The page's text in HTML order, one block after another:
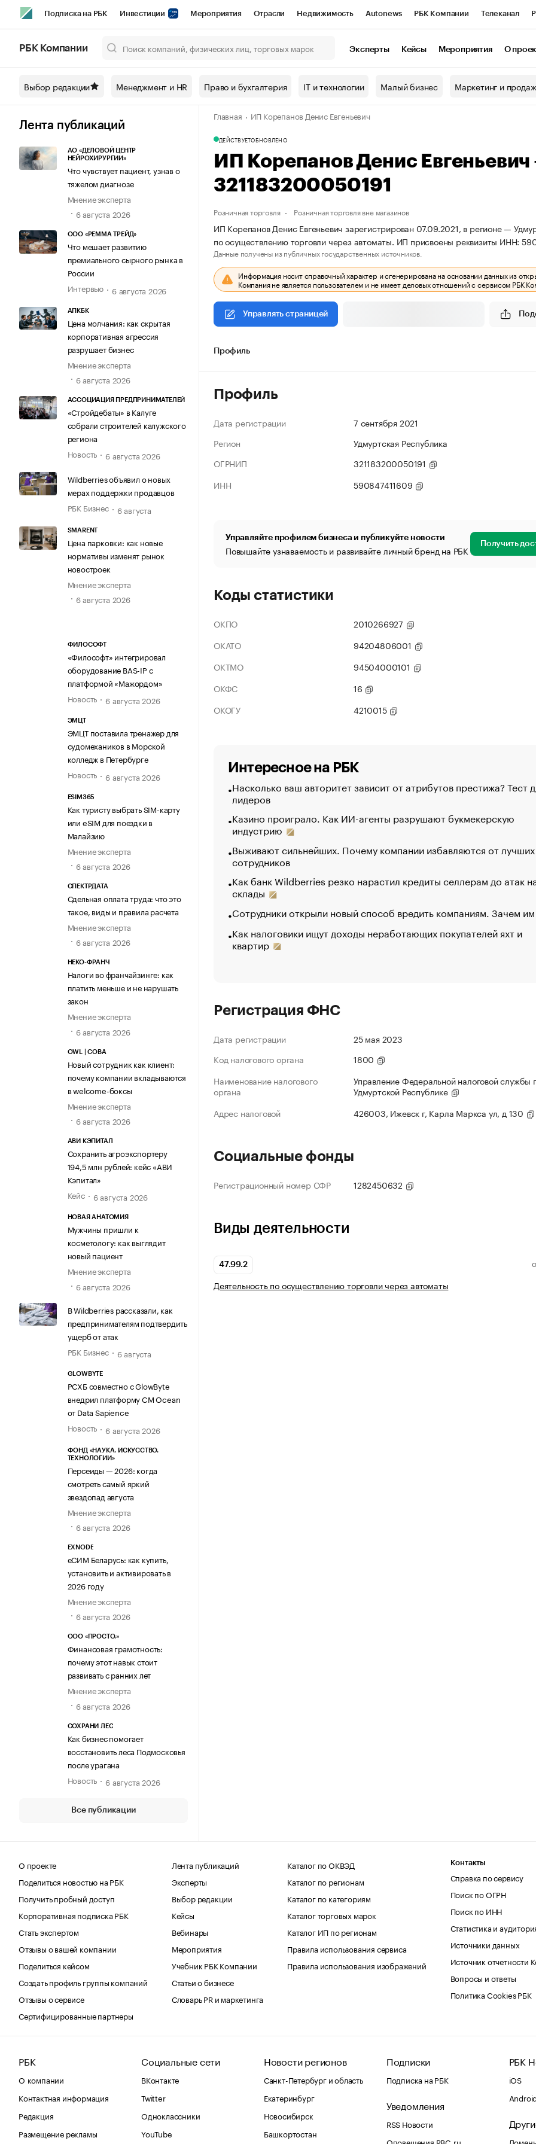
Подписка на РБК Инвестиции Мероприятия Отрасли Недвижимость Autonews РБК Компании Телеканал
Спецпроекты СПб Конференции СПб Спецпроекты Проверка контрагентов
Технологии и медиа Рынок наличной валюты
РБК Компании Эксперты Кейсы Мероприятия О
Выбор редакции Менеджмент и HR Право и бухгалтерия IT и технологии Малый бизнес Маркетинг и
Лента публикаций
АО «ДЕЛОВОЙ ЦЕНТР
НЕЙРОХИРУРГИИ»
Что чувствует пациент, узнав о
тяжелом диагнозе
Мнение эксперта
6 августа 2026
ООО «РЕММА ТРЕЙД»
Что мешает развитию
премиального сырного рынка в
России
Интервью
6 августа 2026
АПКБК
Цена молчания: как скрытая
корпоративная агрессия
разрушает бизнес
Мнение эксперта
6 августа 2026
АССОЦИАЦИЯ ПРЕДПРИНИМАТЕЛЕЙ
«Стройдебаты» в Калуге
собрали строителей калужского
региона
Новость
6 августа 2026
Wildberries объявил о новых
мерах поддержки продавцов
РБК Бизнес
6 августа
SMARENT
Цена парковки: как новые
нормативы изменят рынок
новостроек
Мнение эксперта
6 августа 2026
ФИЛОСОФТ
«Философт» интегрировал
оборудование BAS-IP с
платформой «Мажордом»
Новость
6 августа 2026
ЭМЦТ
ЭМЦТ поставила тренажер для
судомехаников в Морской
колледж в Петербурге
Новость
6 августа 2026
ESIM365
Как туристу выбрать SIM-карту
или eSIM для поездки в
Малайзию
Мнение эксперта
6 августа 2026
СПЕКТРДАТА
Сдельная оплата труда: что это
такое, виды и правила расчета
Мнение эксперта
6 августа 2026
НЕКО-ФРАНЧ
Налоги во франчайзинге: как
платить меньше и не нарушать
закон
Мнение эксперта
6 августа 2026
OWL | СОВА
Новый сотрудник как клиент:
почему компании вкладываются
в welcome-боксы
Мнение эксперта
6 августа 2026
АВИ КЭПИТАЛ
Сохранить агроэкспортеру
194,5 млн рублей: кейс «АВИ
Кэпитал»
Кейс
6 августа 2026
НОВАЯ АНАТОМИЯ
Мужчины пришли к
косметологу: как выглядит
новый пациент
Мнение эксперта
6 августа 2026
В Wildberries рассказали, как
предпринимателям подтвердить
ущерб от атак
РБК Бизнес
6 августа
GLOWBYTE
РСХБ совместно с GlowByte
внедрил платформу CM Ocean
от Data Sapience
Новость
6 августа 2026
ФОНД «НАУКА. ИСКУССТВО.
ТЕХНОЛОГИИ»
Персеиды — 2026: когда
смотреть самый яркий
звездопад августа
Мнение эксперта
6 августа 2026
EXNODE
еСИМ Беларусь: как купить,
установить и активировать в
2026 году
Мнение эксперта
6 августа 2026
ООО «ПРОСТО.»
Финансовая грамотность:
почему этот навык стоит
развивать с ранних лет
Мнение эксперта
6 августа 2026
СОХРАНИ ЛЕС
Как бизнес помогает
восстановить леса Подмосковья
после урагана
Новость
6 августа 2026
Все публикации
Главная ИП Корепанов Денис Евгеньевич
ДЕЙСТВУЕТОБНОВЛЕНО
ИП Корепанов Денис
321183200050191
Розничная торговля Розничная торговля вне магазинов
ИП Корепанов Денис Евгеньевич зарегистрирован 07.09.2021, в регионе —
по осуществлению торговли через автоматы. ИП присвоены реквизиты ИНН:
Данные получены из публичных государственных источников.
Информация носит справочный характер и сгенерирована на основании данных из
Компания не является пользователем и не имеет деловых отношений с сервисом РБК
Управлять страницей
Профиль
Профиль
Дата регистрации
7 сентября 2021
Регион
Удмуртская Республика
ОГРНИП
321183200050191
ИНН
590847411609
Управляйте профилем бизнеса и публикуйте новости
Повышайте узнаваемость и развивайте личный бренд на РБК Получить
Коды статистики
ОКПО
2010266927
ОКАТО
94204806001
ОКТМО
94504000101
ОКФС
16
ОКОГУ
4210015
Интересное на РБК
Насколько ваш авторитет зависит от атрибутов престижа? Тест
лидеров
Казино проиграло. Как ИИ-агенты разрушают букмекерскую
индустрию
Выживают сильнейших. Почему компании избавляются от лучших
сотрудников
Как банк Wildberries резко нарастил кредиты селлерам до атак
склады
Сотрудники открыли новый способ вредить компаниям. Зачем
Как налоговики ищут доходы неработающих покупателей яхт и
квартир
Регистрация ФНС
Дата регистрации
25 мая 2023
Код налогового органа
1800
Наименование налогового
органа
Управление Федеральной налоговой службы
Удмуртской Республике
Адрес налоговой
426003, Ижевск г, Карла Маркса ул, д 130
Социальные фонды
Регистрационный номер СФР 1282450632
Виды деятельности
47.99.2
Деятельность по осуществлению торговли через автоматы
О проекте
Поделиться новостью на РБК
Получить пробный доступ
Корпоративная подписка РБК
Стать экспертом
Отзывы о вашей компании
Поделиться кейсом
Создать профиль группы компаний
Отзывы о сервисе
Сертифицированные партнеры
Лента публикаций
Эксперты
Выбор редакции
Кейсы
Вебинары
Мероприятия
Учебник РБК Компании
Статьи о бизнесе
Словарь PR и маркетинга
Каталог по ОКВЭД
Каталог по регионам
Каталог по категориям
Каталог торговых марок
Каталог ИП по регионам
Правила использования сервиса
Правила использования изображений
Контакты
Справка по сервису
Поиск по ОГРН
Поиск по ИНН
Статистика и
Источники данных
Источник отчетности
Вопросы и ответы
Политика Cookies РБК
РБК
О компании
Контактная информация
Редакция
Размещение рекламы
Социальные сети
ВКонтакте
Twitter
Одноклассники
YouTube
Новости регионов
Санкт-Петербург и область
Екатеринбург
Новосибирск
Башкортостан
Подписки
Подписка на РБК
Уведомления
RSS Новости
Оповещения RBC.ru
РБК
iOS